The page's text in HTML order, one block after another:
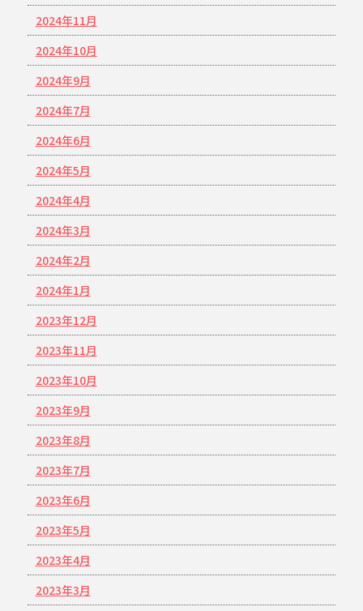
2024年11月
2024年10月
2024年9月
2024年7月
2024年6月
2024年5月
2024年4月
2024年3月
2024年2月
2024年1月
2023年12月
2023年11月
2023年10月
2023年9月
2023年8月
2023年7月
2023年6月
2023年5月
2023年4月
2023年3月